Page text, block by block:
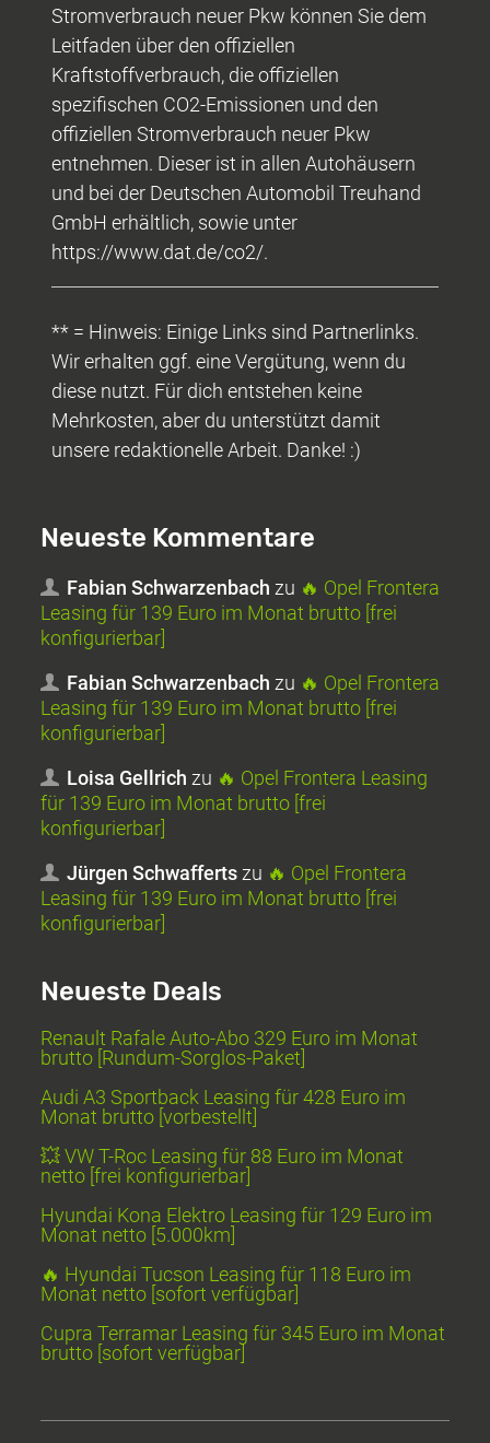
Stromverbrauch neuer Pkw können Sie dem
Leitfaden über den offiziellen
Kraftstoffverbrauch, die offiziellen
spezifischen CO2-Emissionen und den
offiziellen Stromverbrauch neuer Pkw
entnehmen. Dieser ist in allen Autohäusern
und bei der Deutschen Automobil Treuhand
GmbH erhältlich, sowie unter
https://www.dat.de/co2/.
** = Hinweis: Einige Links sind Partnerlinks.
Wir erhalten ggf. eine Vergütung, wenn du
diese nutzt. Für dich entstehen keine
Mehrkosten, aber du unterstützt damit
unsere redaktionelle Arbeit. Danke! :)
Neueste Kommentare
Fabian Schwarzenbach zu 🔥 Opel Frontera
Leasing für 139 Euro im Monat brutto [frei
konfigurierbar]
Fabian Schwarzenbach zu 🔥 Opel Frontera
Leasing für 139 Euro im Monat brutto [frei
konfigurierbar]
Loisa Gellrich zu 🔥 Opel Frontera Leasing
für 139 Euro im Monat brutto [frei
konfigurierbar]
Jürgen Schwaffertszu 🔥 Opel Frontera
Leasing für 139 Euro im Monat brutto [frei
konfigurierbar]
Neueste Deals
Renault Rafale Auto-Abo 329 Euro im Monat
brutto [Rundum-Sorglos-Paket]
Audi A3 Sportback Leasing für 428 Euro im
Monat brutto [vorbestellt]
💥 VW T-Roc Leasing für 88 Euro im Monat
netto [frei konfigurierbar]
Hyundai Kona Elektro Leasing für 129 Euro im
Monat netto [5.000km]
🔥 Hyundai Tucson Leasing für 118 Euro im
Monat netto [sofort verfügbar]
Cupra Terramar Leasing für 345 Euro im Monat
brutto [sofort verfügbar]